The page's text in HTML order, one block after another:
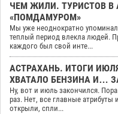
ЧЕМ ЖИЛИ. ТУРИСТОВ В
«ПОМДАМУРОМ»
Мы уже неоднократно
теплый период влекла людей.
каждого был свой инте...
АСТРАХАНЬ. ИТОГИ
ХВАТАЛО БЕНЗИНА И…
Ну, вот и июль закончился.
раз. Нет, все главные
открыли, спли...